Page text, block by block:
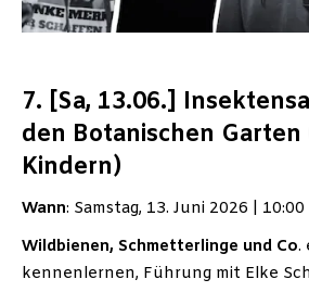
7. [Sa, 13.06.]
den Botanischen
Kindern)
Wann: Samstag, 13. Juni 2026 |
Wildbienen, Schmetterlinge und Co.
kennenlernen, Führung mit Elke